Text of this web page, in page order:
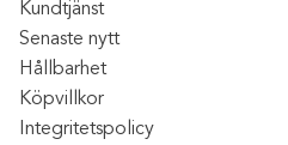
Kundtjänst
Senaste nytt
Hållbarhet
Köpvillkor
Integritetspolicy